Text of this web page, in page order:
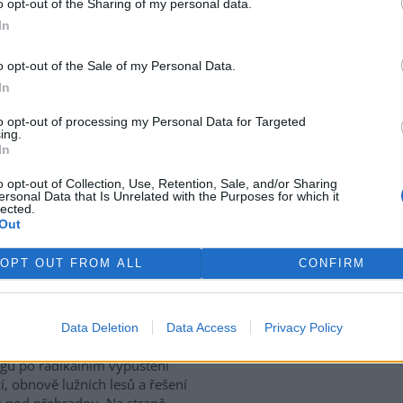
opt-out of the Sharing of my personal data.
opt-out of the Sale of my Personal Data.
opt-out of processing my Personal Data for Targeted
opt-out of Collection, Use, Retention, Sale, and/or Sharing
Data that Is Unrelated with the Purposes for which it
OPT OUT FROM ALL CONFIRM
Data Deletion Data Access Privacy Policy
dal za pravdu spolku
pro život a zrušil
stanovisko Správy NP
zvláště chráněných
v Dolní Vltavici (Černá v
asi 800 lůžek v
a s přístavištěm pro 100
roce 2020.
Mlýny – může
ekocidou a Břeclav
je dlouhodobě jablkem
po radikálním vypuštění
obnově lužních lesů a řešení